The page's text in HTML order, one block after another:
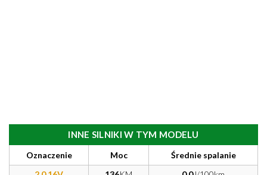
INNE SILNIKI W TYM MODELU
Oznaczenie Moc
Średnie spalanie